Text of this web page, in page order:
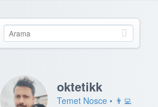
oktetikk
Temet Nosce • 👨‍💻